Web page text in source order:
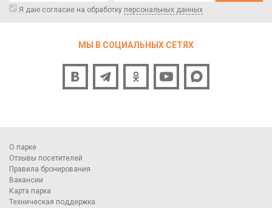
Я даю согласие на обработку персональных данных
МЫ В СОЦИАЛЬНЫХ СЕТЯХ
О парке
Отзывы посетителей
Правила бронирования
Вакансии
Карта парка
Техническая поддержка